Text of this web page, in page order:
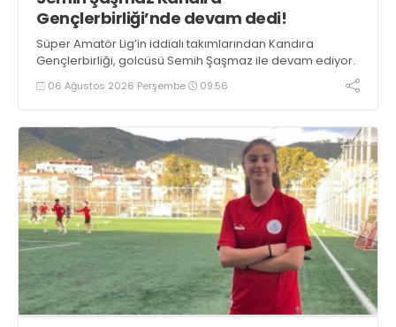
Gençlerbirliği’nde devam dedi!
Süper Amatör Lig’in iddialı takımlarından Kandıra
Gençlerbirliği, golcüsü Semih Şaşmaz ile devam ediyor.
06 Ağustos 2026 Perşembe 09:56